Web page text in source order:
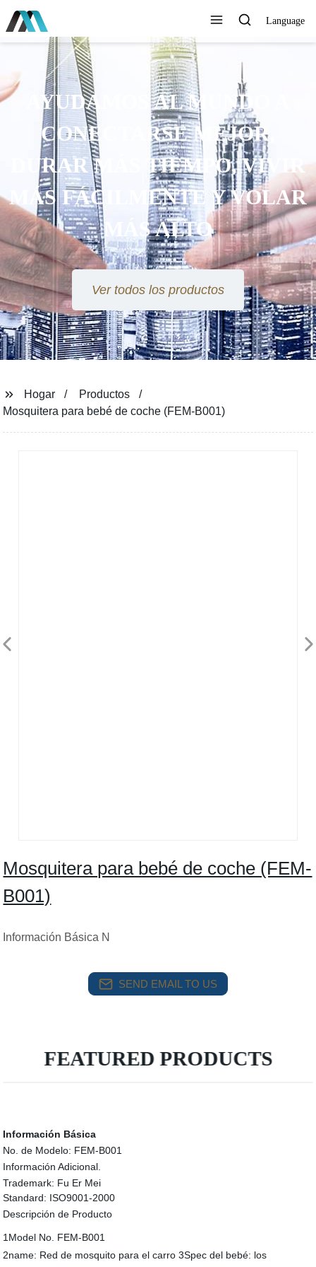
Language
AYUDAMOS AL MUNDO A
CONECTARSE MEJOR,
DURAR MÁS TIEMPO, VIVIR
MÁS FÁCILMENTE Y VOLAR
MÁS ALTO
Ver todos los productos
Hogar
Productos
Mosquitera para bebé de coche (FEM-B001)
Mosquitera para bebé de coche (FEM-
B001)
Información Básica N
SEND EMAIL TO US
FEATURED PRODUCTS
Información Básica
No. de Modelo: FEM-B001
Información Adicional.
Trademark: Fu Er Mei
Standard: ISO9001-2000
Descripción de Producto
1Model No. FEM-B001
2name: Red de mosquito para el carro 3Spec del bebé: los